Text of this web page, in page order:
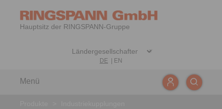
Hauptsitz der RINGSPANN-Gruppe
DE| EN
Menü